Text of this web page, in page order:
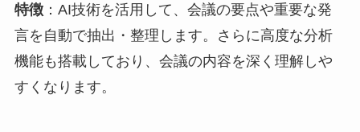
特徴：AI技術を活用して、会議の要点や重要な発
言を自動で抽出・整理します。さらに高度な分析
機能も搭載しており、会議の内容を深く理解しや
すくなります。